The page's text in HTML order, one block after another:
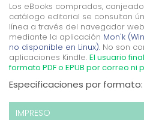
Los eBooks comprados,
catálogo editorial se consultan
línea a través del navegador
mediante la aplicación Mon'k
no disponible en Linux). No son
aplicaciones Kindle. El usuario
formato PDF o EPUB por correo
Especificaciones por formato:
IMPRESO